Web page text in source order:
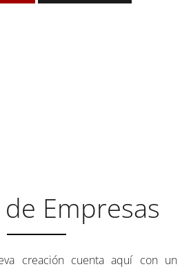
Empresas
creación cuenta aquí con un